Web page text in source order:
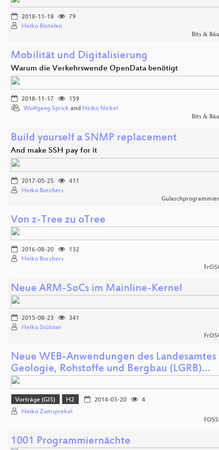
2018-11-18
79
Heiko Rintelen
Bits &
Mobilität und Digitalisierung
Warum die Verkehrswende OpenData benötigt
2018-11-17
159
Wolfgang Sprick and Heiko Nickel
Bits &
Build yourself a SNMP replacement
And make SSH pay for it
2017-05-25
411
Heiko Borchers
Von z-Tree zu oTree
2016-08-20
132
Heiko Borchers
Neue ARM-SoCs im Mainline-Kernel
2015-08-23
341
Heiko Stübner
Neue WEB-Anwendungen des
Geologie, Rohstoffe und Bergbau (LGRB)…
Vorträge (GIS) H2 2014-03-20
4
Heiko Zumsprekel
1001 Programmiernächte